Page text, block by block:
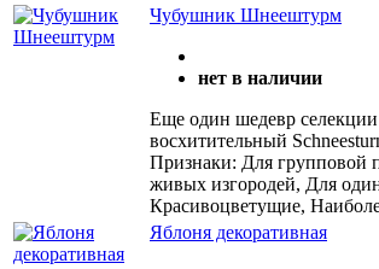
Чубушник Шнеештурм
нет в наличии
Еще один шедевр
восхитительный
Признаки: Для групповой
живых изгородей, Для
Красивоцветущие,
Яблоня декоративная